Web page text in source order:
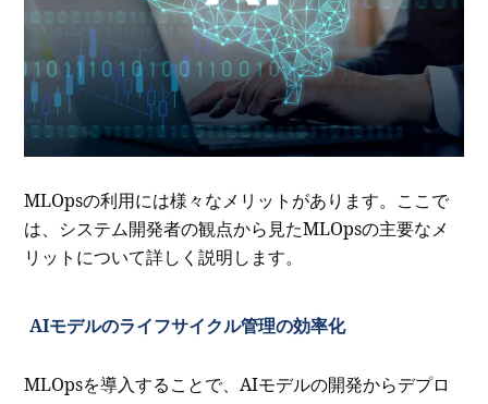
MLOpsの利用には様々なメリットがあります。ここで
は、システム開発者の観点から見たMLOpsの主要なメ
リットについて詳しく説明します。
AIモデルのライフサイクル管理の効率化
MLOpsを導入することで、AIモデルの開発からデプロ